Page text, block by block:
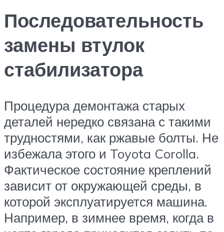
Последовательность
замены втулок
стабилизатора
Процедура демонтажа старых
деталей нередко связана с такими
трудностями, как ржавые болты. Не
избежала этого и Toyota Corolla.
Фактическое состояние креплений
зависит от окружающей среды, в
которой эксплуатируется машина.
Например, в зимнее время, когда в